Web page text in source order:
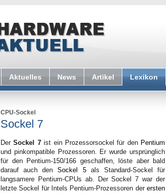
Aktuelles News Artikel Lexikon
CPU-Sockel
Sockel 7
DerSockel 7ist ein Prozessorsockel für den Pentium
und pinkompatible Prozessoren. Er wurde ursprünglich
für den Pentium-150/166 geschaffen, löste aber bald
darauf auch denSockel 5als Standard-Sockel für
langsamere Pentium-CPUs ab. Der Sockel 7 war der
letzte Sockel für Intels Pentium-Prozessoren der ersten